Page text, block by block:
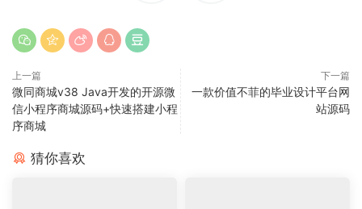
上一篇
微同商城v38 Java开发的开源微
信小程序商城源码+快速搭建小程
序商城
下一篇
一款价值不菲的毕业设计平台网
站源码
猜你喜欢